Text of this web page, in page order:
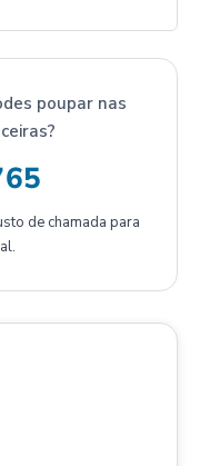
poupar nas
de chamada para